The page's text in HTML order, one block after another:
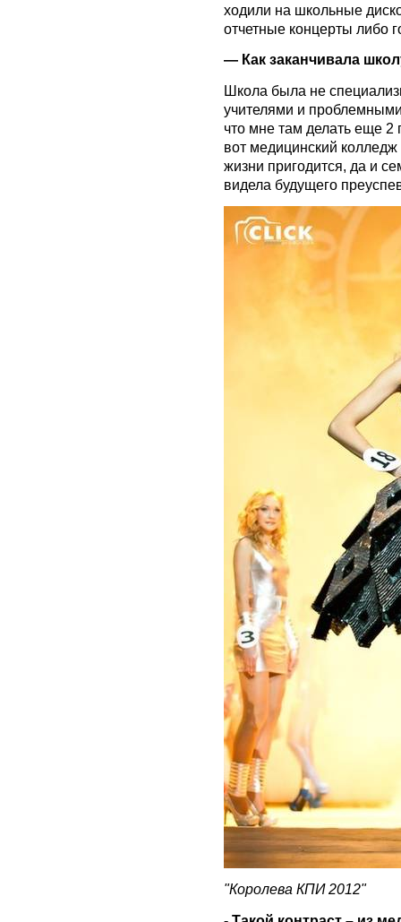
ходили на школьные
отчетные концерты либо
— Как заканчивала
Школа была не
учителями и
что мне там делать еще
вот медицинский
жизни пригодится, да и
видела будущего
"Королева КПИ 2012"